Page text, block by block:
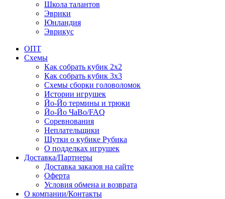
Школа талантов
Эврики
Юнландия
Эврикус
ОПТ
Схемы
Как собрать кубик 2х2
Как собрать кубик 3х3
Схемы сборки головоломок
Истории игрушек
Йо-Йо термины и трюки
Йо-Йо ЧаВо/FAQ
Соревнования
Неплательщики
Шутки о кубике Рубика
О подделках игрушек
Доставка/Партнеры
Доставка заказов на сайте
Оферта
Условия обмена и возврата
О компании/Контакты